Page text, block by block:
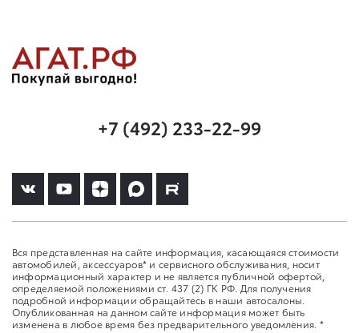
+7 (492) 233-22-99
Вся представленная на сайте информация, касающаяся стоимости
автомобилей, аксессуаров* и сервисного обслуживания, носит
информационный характер и не является публичной офертой,
определяемой положениями ст. 437 (2) ГК РФ. Для получения
подробной информации обращайтесь в наши автосалоны.
Опубликованная на данном сайте информация может быть
изменена в любое время без предварительного уведомления. *